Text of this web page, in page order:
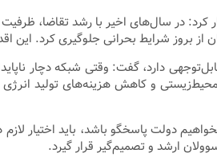
در سال‌های اخیر با رشد تقاضا، ظرفیت
از بروز شرایط بحرانی جلوگیری کرد.
دارد، گفت: وقتی شبکه دچار
و کاهش هزینه‌های تولید انرژی
دولت پاسخگو باشد، باید اختیار
ارشد و تصمیم‌گیر قرار گیرد.